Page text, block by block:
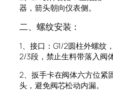
器，箭头朝向仪表侧。
二、螺纹安装：
1、接口：G1/2圆柱外螺纹
2/3段，禁止生料带落入阀
2、扳手卡在阀体六方位紧
头，避免阀芯松动内漏。